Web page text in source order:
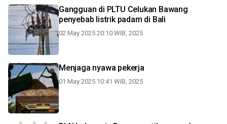
Gangguan di PLTU Celukan Bawang
penyebab listrik padam di Bali
02 May 2025 20:10 WIB, 2025
Menjaga nyawa pekerja
01 May 2025 10:41 WIB, 2025